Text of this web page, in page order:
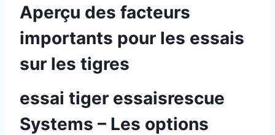
Aperçu des facteurs
importants pour les essais
sur les tigres
essai tiger essaisrescue
Systems – Les options